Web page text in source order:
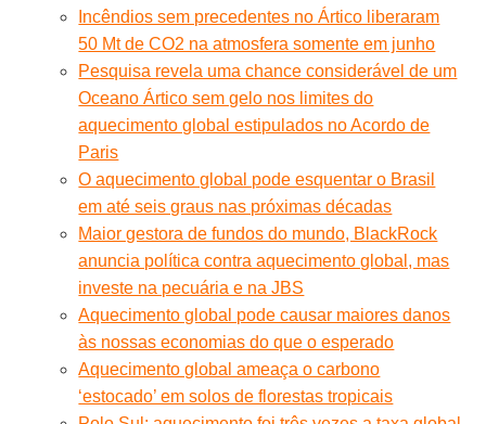
Incêndios sem precedentes no Ártico liberaram
50 Mt de CO2 na atmosfera somente em junho
Pesquisa revela uma chance considerável de um
Oceano Ártico sem gelo nos limites do
aquecimento global estipulados no Acordo de
Paris
O aquecimento global pode esquentar o Brasil
em até seis graus nas próximas décadas
Maior gestora de fundos do mundo, BlackRock
anuncia política contra aquecimento global, mas
investe na pecuária e na JBS
Aquecimento global pode causar maiores danos
às nossas economias do que o esperado
Aquecimento global ameaça o carbono
‘estocado’ em solos de florestas tropicais